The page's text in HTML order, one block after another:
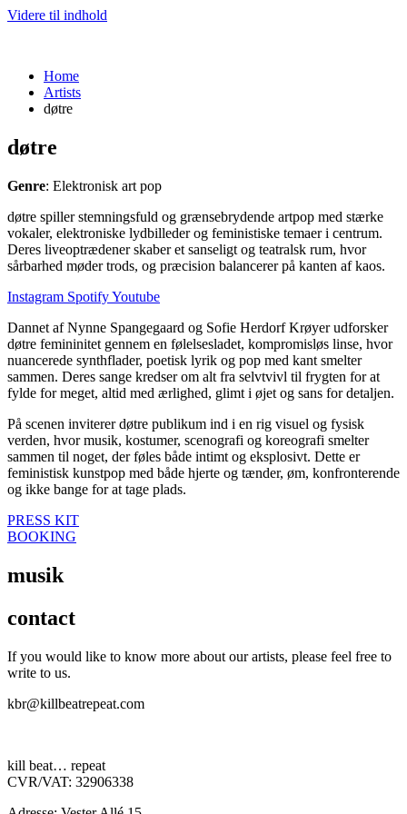
Videre til indhold
Home
Artists
døtre
døtre
Genre: Elektronisk art pop
døtre spiller stemningsfuld og grænsebrydende artpop med stærke
vokaler, elektroniske lydbilleder og feministiske temaer i centrum.
Deres liveoptrædener skaber et sanseligt og teatralsk rum, hvor
sårbarhed møder trods, og præcision balancerer på kanten af kaos.
Instagram SpotifyYoutube
Dannet af Nynne Spangegaard og Sofie Herdorf Krøyer udforsker
døtre femininitet gennem en følelsesladet, kompromisløs linse, hvor
nuancerede synthflader, poetisk lyrik og pop med kant smelter
sammen. Deres sange kredser om alt fra selvtvivl til frygten for at
fylde for meget, altid med ærlighed, glimt i øjet og sans for detaljen.
På scenen inviterer døtre publikum ind i en rig visuel og fysisk
verden, hvor musik, kostumer, scenografi og koreografi smelter
sammen til noget, der føles både intimt og eksplosivt. Dette er
feministisk kunstpop med både hjerte og tænder, øm, konfronterende
og ikke bange for at tage plads.
PRESS KIT
BOOKING
musik
contact
If you would like to know more about our artists, please feel free to
write to us.
kbr@killbeatrepeat.com
kill beat… repeat
CVR/VAT: 32906338